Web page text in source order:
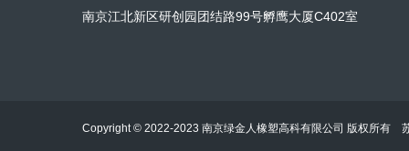
南京江北新区研创园团结路99号孵鹰大厦C402室
Copyright © 2022-2023 南京绿金人橡塑高科有限公司 版权所有